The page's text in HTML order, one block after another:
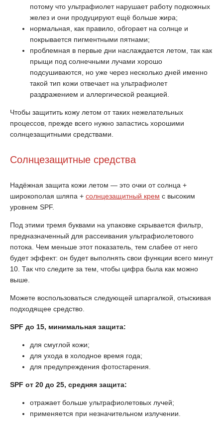
потому что ультрафиолет нарушает работу подкожных
желез и они продуцируют ещё больше жира;
нормальная, как правило, обгорает на солнце и
покрывается пигментными пятнами;
проблемная в первые дни наслаждается летом, так как
прыщи под солнечными лучами хорошо
подсушиваются, но уже через несколько дней именно
такой тип кожи отвечает на ультрафиолет
раздражением и аллергической реакцией.
Чтобы защитить кожу летом от таких нежелательных
процессов, прежде всего нужно запастись хорошими
солнцезащитными средствами.
Солнцезащитные средства
Надёжная защита кожи летом — это очки от солнца +
широкополая шляпа + солнцезащитный крем с высоким
уровнем SPF.
Под этими тремя буквами на упаковке скрывается фильтр,
предназначенный для рассеивания ультрафиолетового
потока. Чем меньше этот показатель, тем слабее от него
будет эффект: он будет выполнять свои функции всего минут
10. Так что следите за тем, чтобы цифра была как можно
выше.
Можете воспользоваться следующей шпаргалкой, отыскивая
подходящее средство.
SPF до 15, минимальная защита:
для смуглой кожи;
для ухода в холодное время года;
для предупреждения фотостарения.
SPF от 20 до 25, средняя защита:
отражает больше ультрафиолетовых лучей;
применяется при незначительном излучении.